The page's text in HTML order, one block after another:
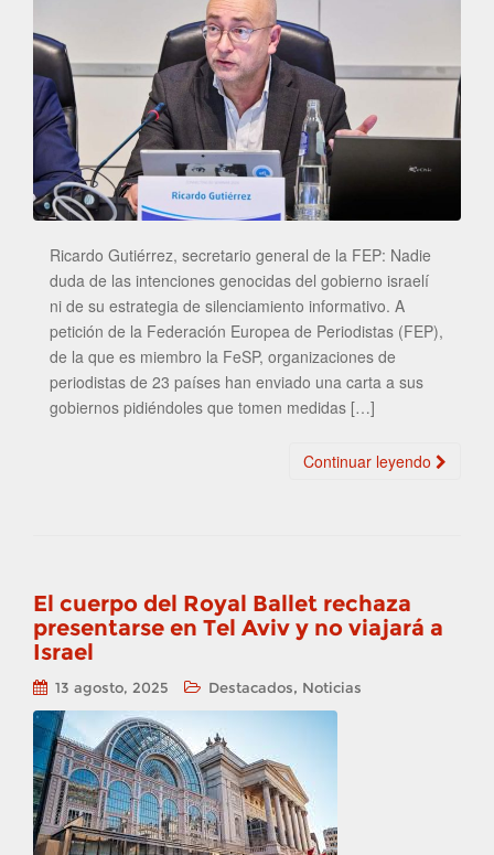
Ricardo Gutiérrez, secretario general de la FEP: Nadie
duda de las intenciones genocidas del gobierno israelí
ni de su estrategia de silenciamiento informativo. A
petición de la Federación Europea de Periodistas (FEP),
de la que es miembro la FeSP, organizaciones de
periodistas de 23 países han enviado una carta a sus
gobiernos pidiéndoles que tomen medidas […]
Continuar leyendo
El cuerpo del Royal Ballet rechaza
presentarse en Tel Aviv y no viajará a
Israel
13 agosto, 2025 Destacados, Noticias